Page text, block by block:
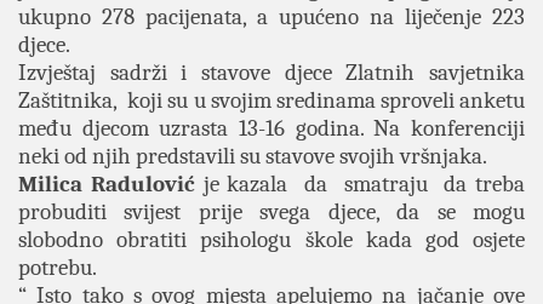
ukupno 278 pacijenata, a upućeno na liječenje 223
djece.
Izvještaj sadrži i stavove djece Zlatnih savjetnika
Zaštitnika, koji su u svojim sredinama sproveli anketu
među djecom uzrasta 13-16 godina. Na konferenciji
neki od njih predstavili su stavove svojih vršnjaka.
Milica Radulovićje kazala da smatraju da treba
probuditi svijest prije svega djece, da se mogu
slobodno obratiti psihologu škole kada god osjete
potrebu.
“ Isto tako s ovog mjesta apelujemo na jačanje ove